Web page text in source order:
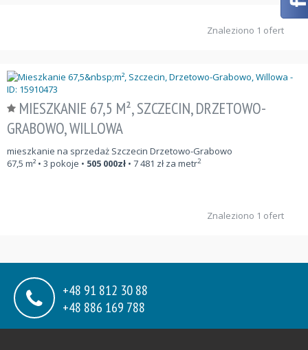
Znaleziono 1 ofert
MIESZKANIE 67,5 M², SZCZECIN, DRZETOWO-
GRABOWO, WILLOWA
mieszkanie na sprzedaż Szczecin Drzetowo-Grabowo
67,5 m² • 3 pokoje • 505 000zł • 7 481 zł za metr2
Znaleziono 1 ofert
+48 91 812 30 88
+48 886 169 788